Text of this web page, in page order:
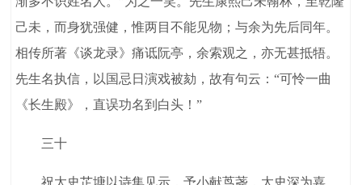
己未，而身犹强健，惟两目不能见物；与余为先后同年。
相传所著《谈龙录》痛诋阮亭，余索观之，亦无甚抵牾。
先生名执信，以国忌日演戏被劾，故有句云：“可怜一曲
《长生殿》，直误功名到白头！”
三十